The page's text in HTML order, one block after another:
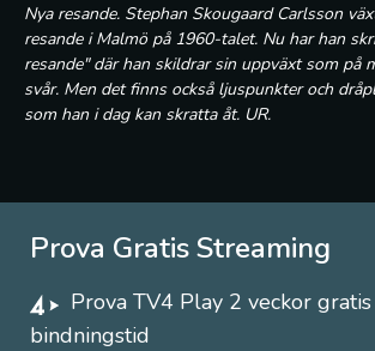
Nya resande. Stephan Skougaard Carlsson
resande i Malmö på 1960-talet. Nu har han
resande" där han skildrar sin uppväxt som på
svår. Men det finns också ljuspunkter och
som han i dag kan skratta åt. UR.
Prova Gratis Streaming
Prova TV4 Play 2 veckor
bindningstid